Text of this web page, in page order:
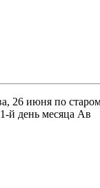
26 июня по
й день месяца Ав